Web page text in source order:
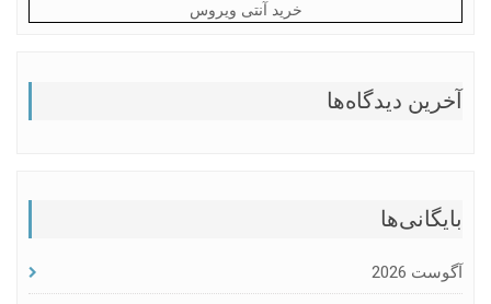
خرید آنتی ویروس
آخرین دیدگاه‌ها
بایگانی‌ها
آگوست 2026